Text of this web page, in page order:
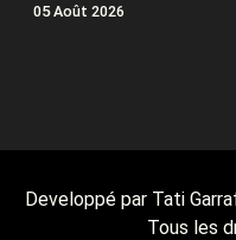
05 Août 2026
Developpé par Tati
Tous les